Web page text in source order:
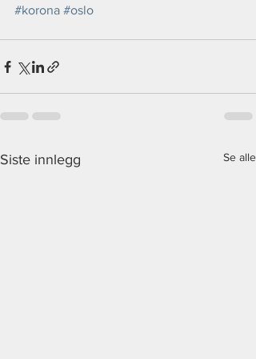
#korona #oslo
Siste innlegg Se alle